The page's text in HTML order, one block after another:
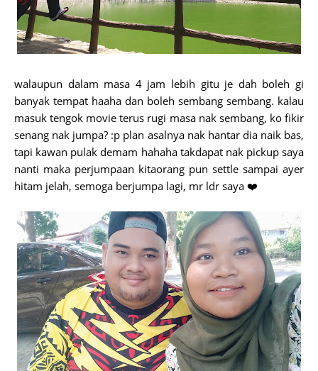
walaupun dalam masa 4 jam lebih gitu je dah boleh gi
banyak tempat haaha dan boleh sembang sembang. kalau
masuk tengok movie terus rugi masa nak sembang, ko fikir
senang nak jumpa? :p plan asalnya nak hantar dia naik bas,
tapi kawan pulak demam hahaha takdapat nak pickup saya
nanti maka perjumpaan kitaorang pun settle sampai ayer
hitam jelah, semoga berjumpa lagi, mr ldr saya ❤️